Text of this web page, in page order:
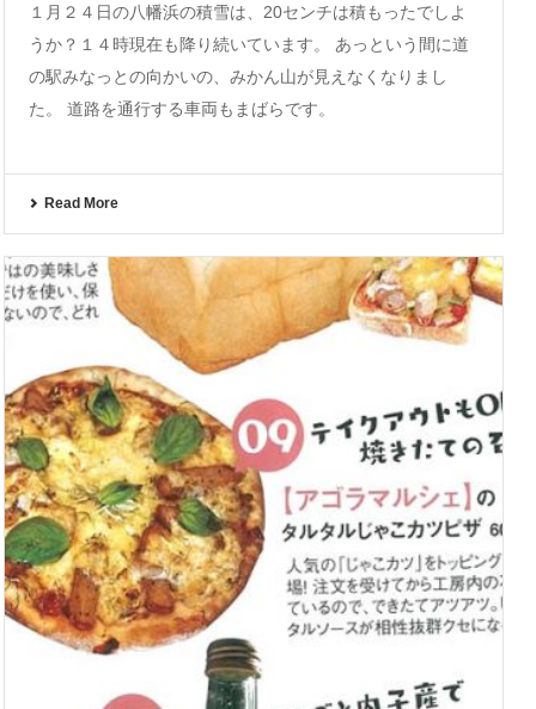
１月２４日の八幡浜の積雪は、20センチは積もったでしよ
うか？１４時現在も降り続いています。 あっという間に道
の駅みなっとの向かいの、みかん山が見えなくなりまし
た。 道路を通行する車両もまばらです。
Read More